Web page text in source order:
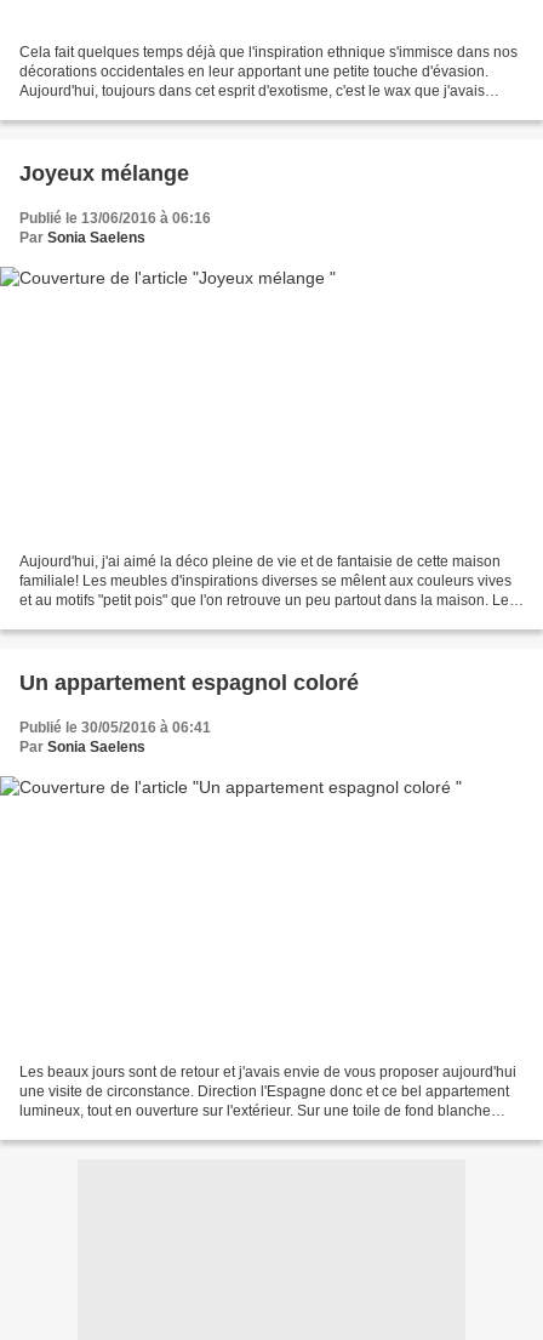
Cela fait quelques temps déjà que l'inspiration ethnique s'immisce dans nos
décorations occidentales en leur apportant une petite touche d'évasion.
Aujourd'hui, toujours dans cet esprit d'exotisme, c'est le wax que j'avais
Joyeux mélange
Publié le 13/06/2016 à 06:16
Par Sonia Saelens
Aujourd'hui, j'ai aimé la déco pleine de vie et de fantaisie de cette maison
familiale! Les meubles d'inspirations diverses se mêlent aux couleurs vives
et au motifs "petit pois" que l'on retrouve un peu partout dans la maison. Les
Un appartement espagnol coloré
Publié le 30/05/2016 à 06:41
Par Sonia Saelens
Les beaux jours sont de retour et j'avais envie de vous proposer aujourd'hui
une visite de circonstance. Direction l'Espagne donc et ce bel appartement
lumineux, tout en ouverture sur l'extérieur. Sur une toile de fond blanche